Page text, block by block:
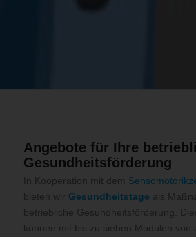
Angebote für Ihre
Gesundheitsförderung
In Kooperation mit dem
bieten wir Gesundheitstage als
betriebliche Gesundheitsförderung.
können mit bis zu sieben Modulen von